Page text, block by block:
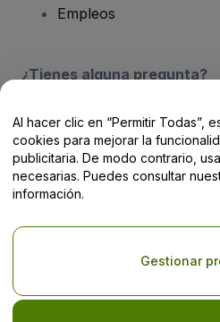
Empleos
¿Tienes alguna pregunta?
Centro de Ayuda /
Derechos reservados © viagogo
Política de
No compartir mi información
Al hacer clic en “Permitir Todas”,
cookies para mejorar la
publicitaria. De modo contrario,
necesarias. Puedes consultar
información.
Gestionar